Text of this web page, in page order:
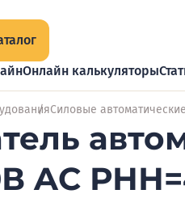
Онлайн калькуляторы
Силовые
AC